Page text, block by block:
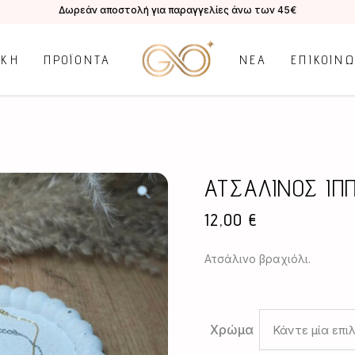
Δωρεάν αποστολή για παραγγελίες άνω των 45€
ΠΡΟΪΟΝΤΑ ΝΕΑ
ΑΤΣΑΛΙΝΟΣ
12,00 €
Ατσάλινο βραχιόλι.
Χρώμα Κάντε μία